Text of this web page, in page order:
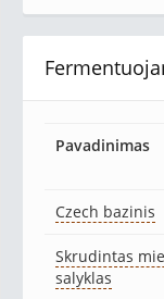
Pavadinimas
Czech bazinis
Skrudintas
salyklas